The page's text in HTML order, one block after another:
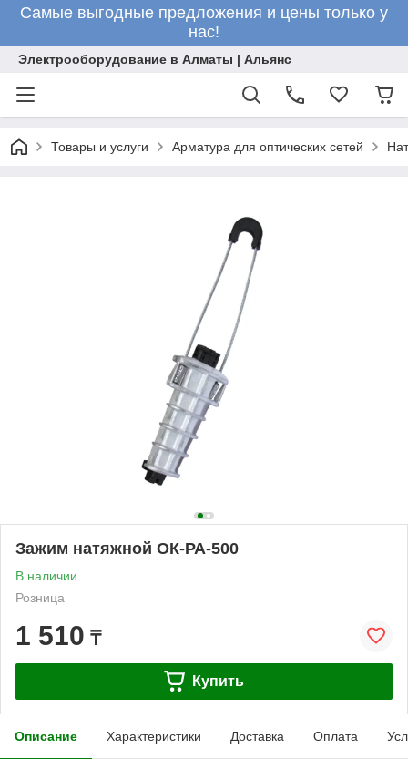
Самые выгодные предложения и цены только у
нас!
Электрооборудование в Алматы | Альянс
Товары и услуги Арматура для оптических сетей
Зажим натяжной ОК-РА-500
В наличии
Розница
1 510 ₸
Купить
Описание Характеристики Доставка Оплата